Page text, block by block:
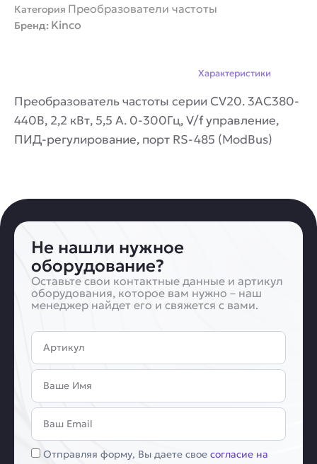
Категория Преобразователи частоты
Бренд: Kinco
Характеристики
Преобразователь частоты серии CV20. 3AC380-
440В, 2,2 кВт, 5,5 А. 0-300Гц, V/f управление,
ПИД-регулирование, порт RS-485 (ModBus)
Не нашли нужное
оборудование?
Оставьте свои контактные данные и артикул
оборудования, которое вам нужно – наш
менеджер найдет его и свяжется с вами.
Артикул
Имя
Email
Соглашение
Отправляя форму, Вы даете свое согласие на